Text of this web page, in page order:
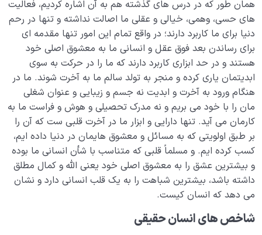
همان طور که در درس های گذشته هم به آن اشاره کردیم، فعالیت
های حسی، وهمی، خیالی و عقلی ما اصالت نداشته و تنها در رحم
دنیا برای ما کاربرد دارند؛ در واقع تمام این امور تنها مقدمه ای
برای رساندن بعد فوق عقل و انسانی ما به معشوق اصلی خود
هستند و در حد ابزاری کاربرد دارند که ما را در حرکت به سوی
ابدیتمان یاری کرده و منجر به تولد سالم ما به آخرت شوند. ما در
هنگام ورود به آخرت و ابدیت نه جسم و زیبایی و عنوان شغلی
مان را با خود می بریم و نه مدرک تحصیلی و هوش و فراست ما به
کارمان می آید. تنها دارایی و ابزار ما در آخرت قلبی ست که آن را
بر طبق اولویتی که به مسائل و معشوق هایمان در دنیا داده ایم،
کسب کرده ایم. و مسلماً قلبی که متناسب با شأن انسانی ما بوده
و بیشترین عشق را به معشوق اصلی خود یعنی الله و کمال مطلق
داشته باشد، بیشترین شباهت را به یک قلب انسانی دارد و نشان
می دهد که انسان کیست.
شاخص های انسان حقیقی